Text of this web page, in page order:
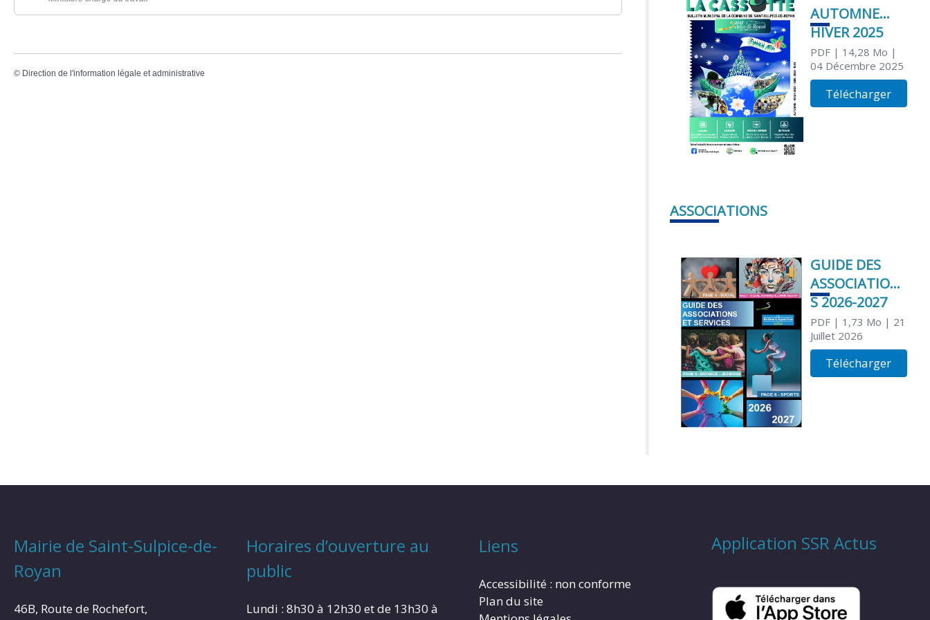
© Direction de l'information légale et administrative
AUTOMNE
HIVER 2025
PDF| 14,28 Mo |
04 Décembre 2025
Télécharger
ASSOCIATIONS
GUIDE DES
ASSOCIATION
S 2026-2027
PDF| 1,73 Mo | 21
Juillet 2026
Télécharger
Mairie de Saint-Sulpice-de-
Royan
46B, Route de Rochefort,
Horaires d’ouverture au
public
Lundi : 8h30 à 12h30 et de 13h30 à
Liens
Accessibilité : non conforme
Plan du site
Application SSR Actus